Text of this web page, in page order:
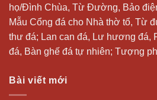
họ/Đình Chùa, Từ Đường, Bảo
Mẫu Cổng đá cho Nhà thờ tổ, Từ
thư đá; Lan can đá, Lư hương đá,
đá, Bàn ghế đá tự nhiên; Tượng
Bài viết mới